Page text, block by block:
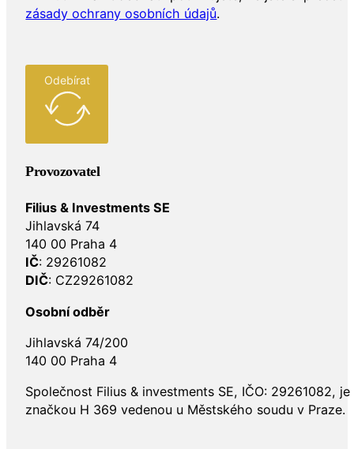
zásady ochrany osobních údajů.
Odebírat
Provozovatel
Filius & Investments SE
Jihlavská 74
140 00 Praha 4
IČ: 29261082
DIČ: CZ29261082
Osobní odběr
Jihlavská 74/200
140 00 Praha 4
Společnost Filius & investments SE, IČO: 29261082,
značkou H 369 vedenou u Městského soudu v Praze.